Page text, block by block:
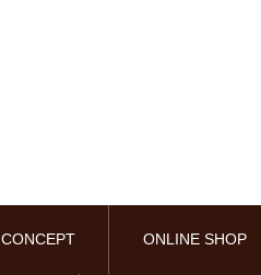
CONCEPT ONLINE SHOP